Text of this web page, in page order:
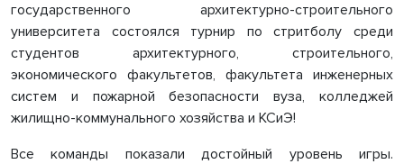
государственного архитектурно-строительного
университета состоялся турнир по стритболу среди
студентов архитектурного, строительного,
экономического факультетов, факультета инженерных
систем и пожарной безопасности вуза, колледжей
жилищно-коммунального хозяйства и КСиЭ!
Все команды показали достойный уровень игры.